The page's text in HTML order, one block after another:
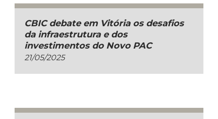
CBIC debate em Vitória os desafios
da infraestrutura e dos
investimentos do Novo PAC
21/05/2025